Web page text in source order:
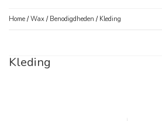
Home /Wax / Benodigdheden / Kleding
Kleding